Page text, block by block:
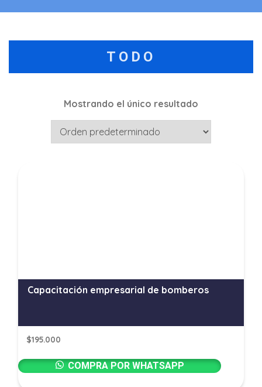
TODO
Mostrando el único resultado
Capacitación empresarial de bomberos
$195.000
COMPRA POR WHATSAPP